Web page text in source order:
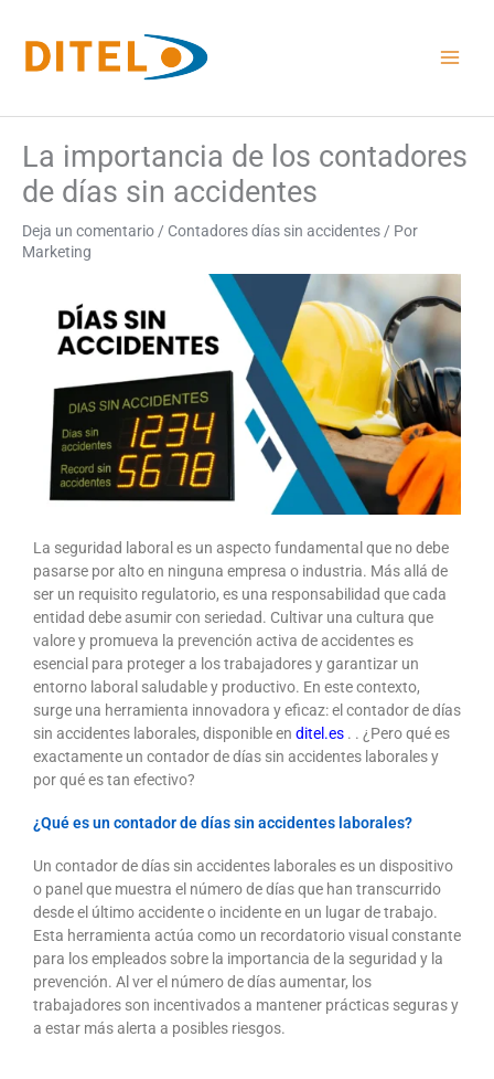
contenido
La importancia de los contadores
de días sin accidentes
Deja un comentario/ Contadores días sin accidentes/ Por
Marketing
La seguridad laboral es un aspecto fundamental que no debe
pasarse por alto en ninguna empresa o industria. Más allá de
ser un requisito regulatorio, es una responsabilidad que cada
entidad debe asumir con seriedad. Cultivar una cultura que
valore y promueva la prevención activa de accidentes es
esencial para proteger a los trabajadores y garantizar un
entorno laboral saludable y productivo. En este contexto,
surge una herramienta innovadora y eficaz: el contador de días
sin accidentes laborales, disponible en ditel.es . . ¿Pero qué es
exactamente un contador de días sin accidentes laborales y
por qué es tan efectivo?
¿Qué es un contador de días sin accidentes laborales?
Un contador de días sin accidentes laborales es un dispositivo
o panel que muestra el número de días que han transcurrido
desde el último accidente o incidente en un lugar de trabajo.
Esta herramienta actúa como un recordatorio visual constante
para los empleados sobre la importancia de la seguridad y la
prevención. Al ver el número de días aumentar, los
trabajadores son incentivados a mantener prácticas seguras y
a estar más alerta a posibles riesgos.